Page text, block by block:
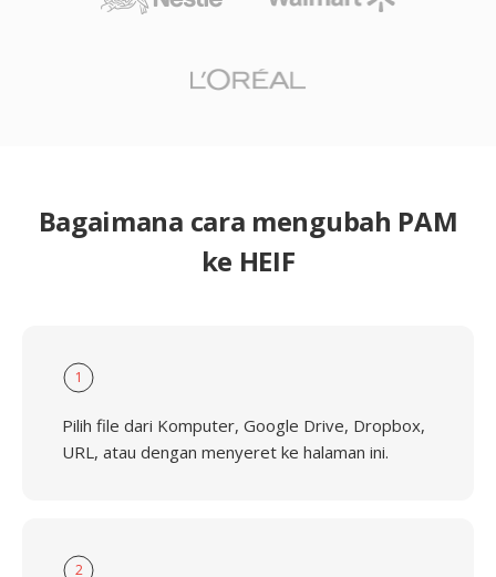
Bagaimana cara mengubah PAM
ke HEIF
1
Pilih file dari Komputer, Google Drive, Dropbox,
URL, atau dengan menyeret ke halaman ini.
2